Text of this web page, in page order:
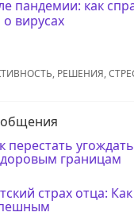
пандемии: как
вирусах
, РЕШЕНИЯ,
перестать
границам
страх отца: